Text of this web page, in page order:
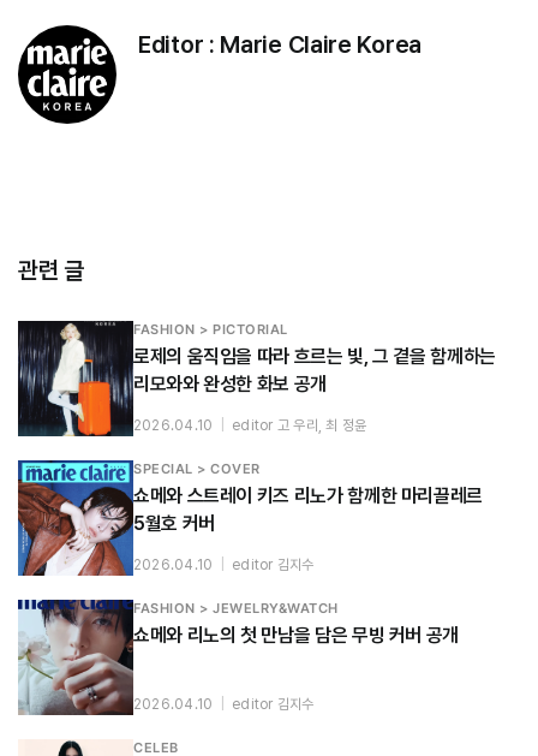
Editor : Marie Claire Korea
관련 글
FASHION > PICTORIAL
로제의 움직임을 따라 흐르는 빛, 그 곁을 함께하는
리모와와 완성한 화보 공개
2026.04.10 editor 고 우리, 최 정윤
SPECIAL > COVER
쇼메와 스트레이 키즈 리노가 함께한 마리끌레르
5월호 커버
2026.04.10 editor 김지수
FASHION > JEWELRY&WATCH
쇼메와 리노의 첫 만남을 담은 무빙 커버 공개
2026.04.10 editor 김지수
CELEB